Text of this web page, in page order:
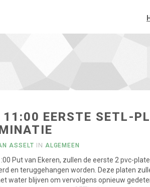
EERSTE SETL-
ASSELT IN ALGEMEEN
Put van Ekeren, zullen de eerste 2 pvc-
en teruggehangen worden. Deze platen
water blijven om vervolgens opnieuw